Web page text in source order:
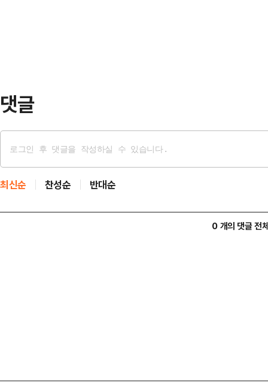
댓글
최신순 찬성순 반대순
0 개의 댓글 전